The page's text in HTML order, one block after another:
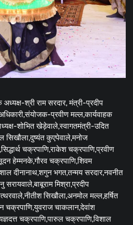
श्री राम सरदार, मंत्री-प्रदीप
प्रवीण मल्ल,कार्यवाहक
शोभित खेड़ेवाले,स्वागतमंत्री-उदित
सिखौला,दुष्यंत कुएपेवाले,मनोज
चक्रपाणि,राकेश चक्रपाणि,प्रवीण
हेम्मनके,गौरव चक्रपाणि,शिवम
दीनानाथ,शगुन भगत,तन्मय सरदार,नवनीत
सरायवाले,बाबूराम मिश्रा,प्रदीप
सिखौला,अनमोल मल्ल,हर्षित
चक्रपाणि,युवराज चाकलान,देवांश
चक्रपाणि,पारुल चक्रपाणि,विशाल